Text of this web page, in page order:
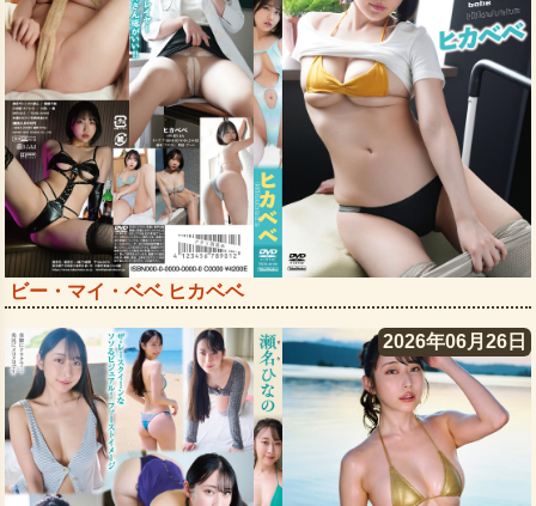
ビー・マイ・ベベ ヒカベベ
2026年06月26日